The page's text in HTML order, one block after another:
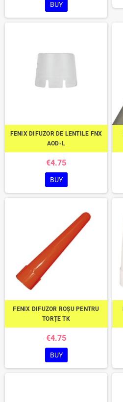
BUY
FENIX DIFUZOR DE LENTILE FNX
AOD-L
€4.75
BUY
FENIX DIFUZOR ROȘU PENTRU
TORȚE TK
€4.75
BUY